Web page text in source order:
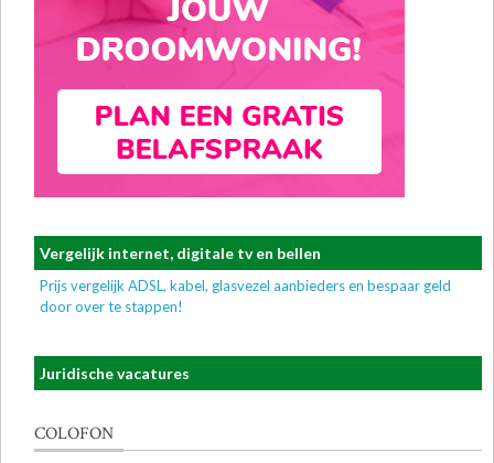
Vergelijk internet, digitale tv en bellen
Prijs vergelijk ADSL, kabel, glasvezel aanbieders en bespaar geld
door over te stappen!
Juridische vacatures
COLOFON